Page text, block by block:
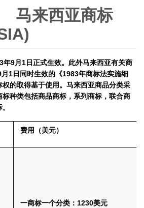
亚商标
年9月 1日正式生效。此外马来西亚有关商
月 1日同时生效的《1983年商标法实施细
的取得基于使用。马来西亚商品分类采
种类包括商品商标，系列商标，联合商
费用（美元）
一商标一个分类： 1230美元